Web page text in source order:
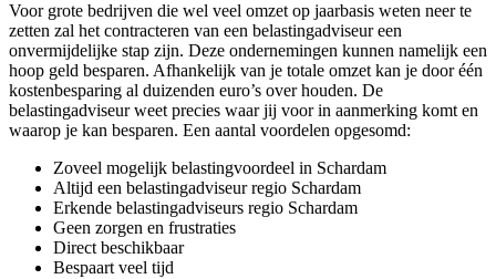
Voor grote bedrijven die wel veel omzet op jaarbasis weten neer te
zetten zal het contracteren van een belastingadviseur een
onvermijdelijke stap zijn. Deze ondernemingen kunnen namelijk een
hoop geld besparen. Afhankelijk van je totale omzet kan je door één
kostenbesparing al duizenden euro’s over houden. De
belastingadviseur weet precies waar jij voor in aanmerking komt en
waarop je kan besparen. Een aantal voordelen opgesomd:
Zoveel mogelijk belastingvoordeel in Schardam
Altijd een belastingadviseur regio Schardam
Erkende belastingadviseurs regio Schardam
Geen zorgen en frustraties
Direct beschikbaar
Bespaart veel tijd